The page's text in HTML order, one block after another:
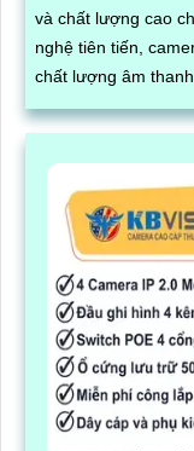
và chất lượng cao cho
nghệ tiên tiến,
chất lượng âm